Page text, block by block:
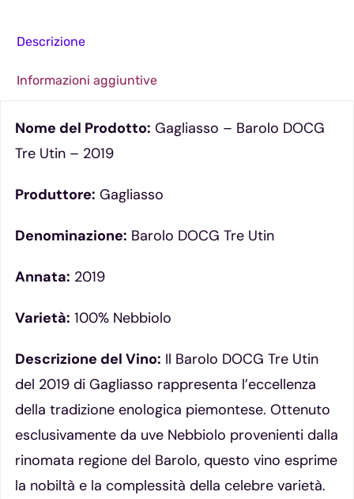
Descrizione
Informazioni aggiuntive
Nome del Prodotto: Gagliasso – Barolo DOCG
Tre Utin – 2019
Produttore: Gagliasso
Denominazione: Barolo DOCG Tre Utin
Annata: 2019
Varietà: 100% Nebbiolo
Descrizione del Vino: Il Barolo DOCG Tre Utin
del 2019 di Gagliasso rappresenta l’eccellenza
della tradizione enologica piemontese. Ottenuto
esclusivamente da uve Nebbiolo provenienti dalla
rinomata regione del Barolo, questo vino esprime
la nobiltà e la complessità della celebre varietà.